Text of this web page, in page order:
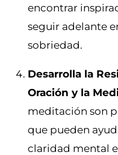
encontrar
seguir adelante
sobriedad.
Desarrolla la
Oración y la
meditación son
que pueden
claridad mental